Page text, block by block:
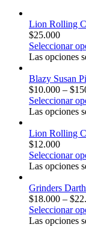
Lion Rolling
$25.000
Seleccionar
Las opciones
Blazy Susan
$10.000 – $
Seleccionar
Las opciones
Lion Rolling
$12.000
Seleccionar
Las opciones
Grinders
$18.000 – $
Seleccionar
Las opciones